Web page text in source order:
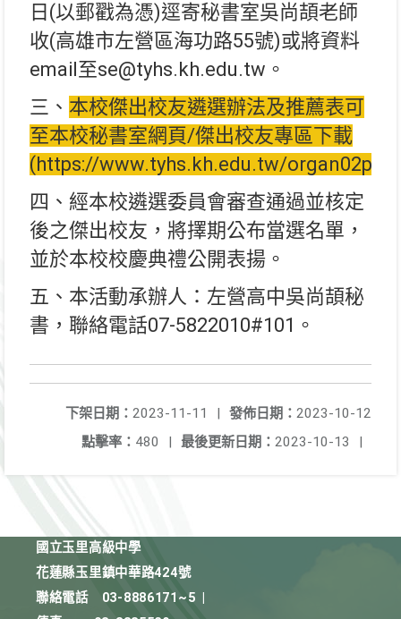
日(以郵戳為憑)逕寄秘書室吳尚頡老師
收(高雄市左營區海功路55號)或將資料
email至se@tyhs.kh.edu.tw。
三、 本校傑出校友遴選辦法及推薦表可
至本校秘書室網頁/傑出校友專區下載
(https://www.tyhs.kh.edu.tw/
四、經本校遴選委員會審查通過並核定
後之傑出校友，將擇期公布當選名單，
並於本校校慶典禮公開表揚。
五、本活動承辦人：左營高中吳尚頡秘
書，聯絡電話07-5822010#101。
發佈日期： 2023-10-12
下架日期： 2023-11-11
|
最後更新日期： 2023-10-13 |
點擊率： 480 |
國立玉里高級中學
花蓮縣玉里鎮中華路424號
聯絡電話
03-8886171~5